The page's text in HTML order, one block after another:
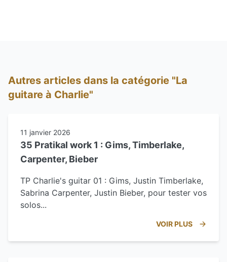
Autres articles dans la catégorie "La
guitare à Charlie"
11 janvier 2026
35 Pratikal work 1 : Gims, Timberlake,
Carpenter, Bieber
TP Charlie's guitar 01 : Gims, Justin Timberlake,
Sabrina Carpenter, Justin Bieber, pour tester vos
solos...
VOIR PLUS